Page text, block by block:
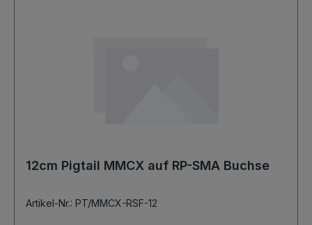
12cm Pigtail MMCX auf RP-SMA Buchse
Artikel-Nr.: PT/MMCX-RSF-12